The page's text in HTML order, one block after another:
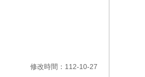
修改時間：112-10-27